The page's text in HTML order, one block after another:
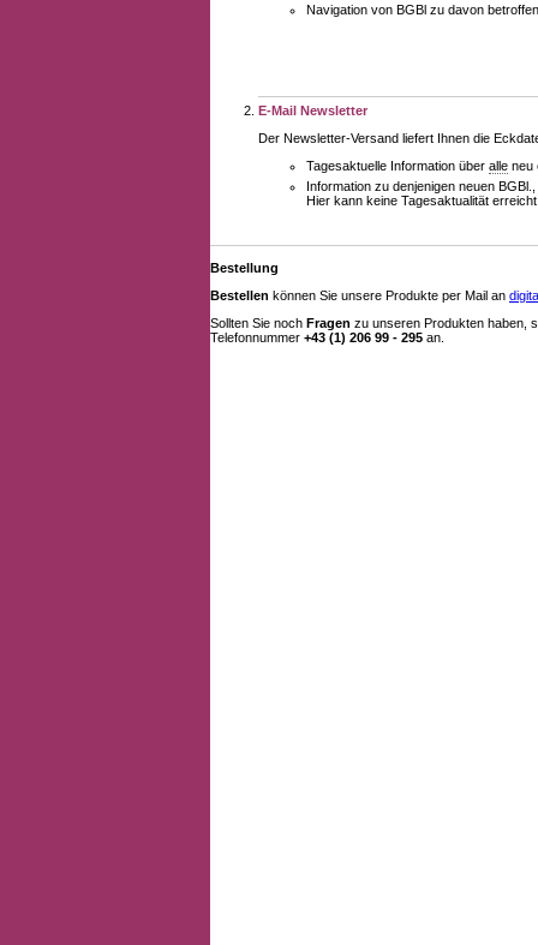
Navigation von BGBl zu davon
E-Mail Newsletter
Der Newsletter-Versand liefert Ihnen die
Tagesaktuelle Information über alle neu
Information zu denjenigen neuen
Hier kann keine Tagesaktualität
Bestellung
Bestellen können Sie unsere Produkte per Mail an
Sollten Sie noch Fragen zu unseren Produkten haben,
Telefonnummer +43 (1) 206 99 - 295 an.